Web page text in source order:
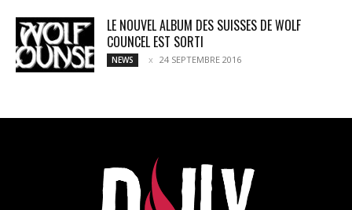
LE NOUVEL ALBUM DES SUISSES DE WOLF
COUNCEL EST SORTI
NEWS 24 SEPTEMBRE 2016